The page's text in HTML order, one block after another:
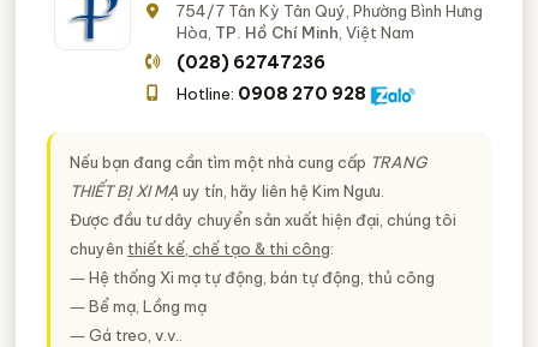
754/7 Tân Kỳ Tân Quý, Phường Bình Hưng
Hòa, TP. Hồ Chí Minh , Việt Nam
(028) 62747236
Hotline: 0908 270 928
Nếu bạn đang cần tìm một nhà cung cấp TRANG
THIẾT BỊ XI MẠ uy tín, hãy liên hệ Kim Ngưu.
Được đầu tư dây chuyển sản xuất hiện đại, chúng tôi
chuyên thiết kế, chế tạo & thi công:
― Hệ thống Xi mạ tự động, bán tự động, thủ công
― Bể mạ, Lồng mạ
― Gá treo, v.v..